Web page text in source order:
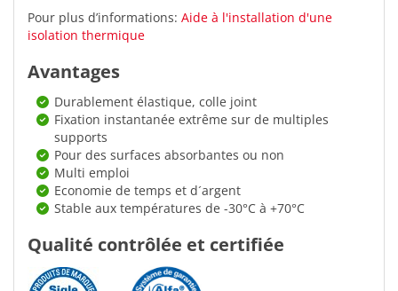
Pour plus d’informations: Aide à l'installation d'une
isolation thermique
Avantages
Durablement élastique, colle joint
Fixation instantanée extrême sur de multiples
supports
Pour des surfaces absorbantes ou non
Multi emploi
Economie de temps et d´argent
Stable aux températures de -30°C à +70°C
Qualité contrôlée et certifiée